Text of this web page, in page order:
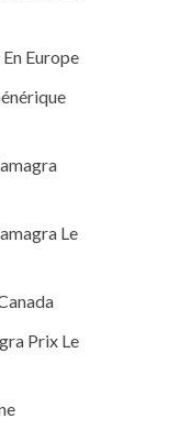
Europe
Le
Prix Le